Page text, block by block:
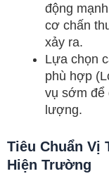
động
cơ chấn
xảy ra.
Lựa chọn
phù hợp
vụ sớm để
lượng.
Tiêu Chuẩn Vị
Hiện Trường